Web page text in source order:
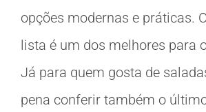
opções modernas e práticas.
lista é um dos melhores para
Já para quem gosta de
pena conferir também o